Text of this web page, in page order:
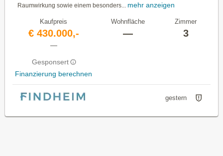
Raumwirkung sowie einem besonders...
mehr anzeigen
Kaufpreis
€ 430.000,-
—
Gesponsert
Finanzierung berechnen
Wohnfläche
—
Zimmer
3
gestern